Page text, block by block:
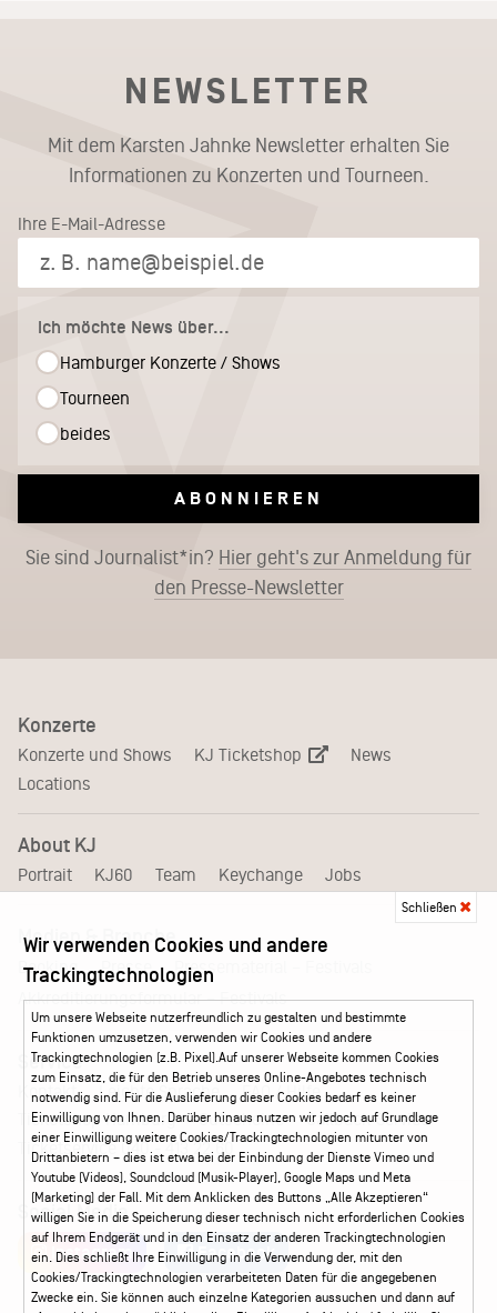
NEWSLETTER
Mit dem Karsten Jahnke Newsletter erhalten Sie
Informationen zu Konzerten und Tourneen.
Ihre E-Mail-Adresse
Ich möchte News über...
Hamburger Konzerte / Shows
Tourneen
beides
ABONNIEREN
Sie sind Journalist*in? Hier geht's zur Anmeldung für
den Presse-Newsletter
Konzerte
Konzerte und Shows KJ Ticketshop
News
Locations
About KJ
Portrait KJ60 Team Keychange Jobs
Medien & Branche
Booking Presse
Pressematerial – Festivals
Akkreditierungsformular – Festivals
Service
Kontakt Leichte Sprache
FAQ / Hilfe
Ticketshop Hamburg
Gutscheine
Callback-Service
Ticketservice 040 - 413 22 60
Social Media
Instagram Facebook
Schließen
Wir verwenden Cookies und andere
Trackingtechnologien
Um unsere Webseite nutzerfreundlich zu gestalten und bestimmte
Funktionen umzusetzen, verwenden wir Cookies und andere
Trackingtechnologien (z.B. Pixel).Auf unserer Webseite kommen Cookies
zum Einsatz, die für den Betrieb unseres Online-Angebotes technisch
notwendig sind. Für die Auslieferung dieser Cookies bedarf es keiner
Einwilligung von Ihnen. Darüber hinaus nutzen wir jedoch auf Grundlage
einer Einwilligung weitere Cookies/Trackingtechnologien mitunter von
Drittanbietern – dies ist etwa bei der Einbindung der Dienste Vimeo und
Youtube (Videos), Soundcloud (Musik-Player), Google Maps und Meta
(Marketing) der Fall. Mit dem Anklicken des Buttons „Alle Akzeptieren“
willigen Sie in die Speicherung dieser technisch nicht erforderlichen Cookies
auf Ihrem Endgerät und in den Einsatz der anderen Trackingtechnologien
ein. Dies schließt Ihre Einwilligung in die Verwendung der, mit den
Cookies/Trackingtechnologien verarbeiteten Daten für die angegebenen
Zwecke ein. Sie können auch einzelne Kategorien aussuchen und dann auf